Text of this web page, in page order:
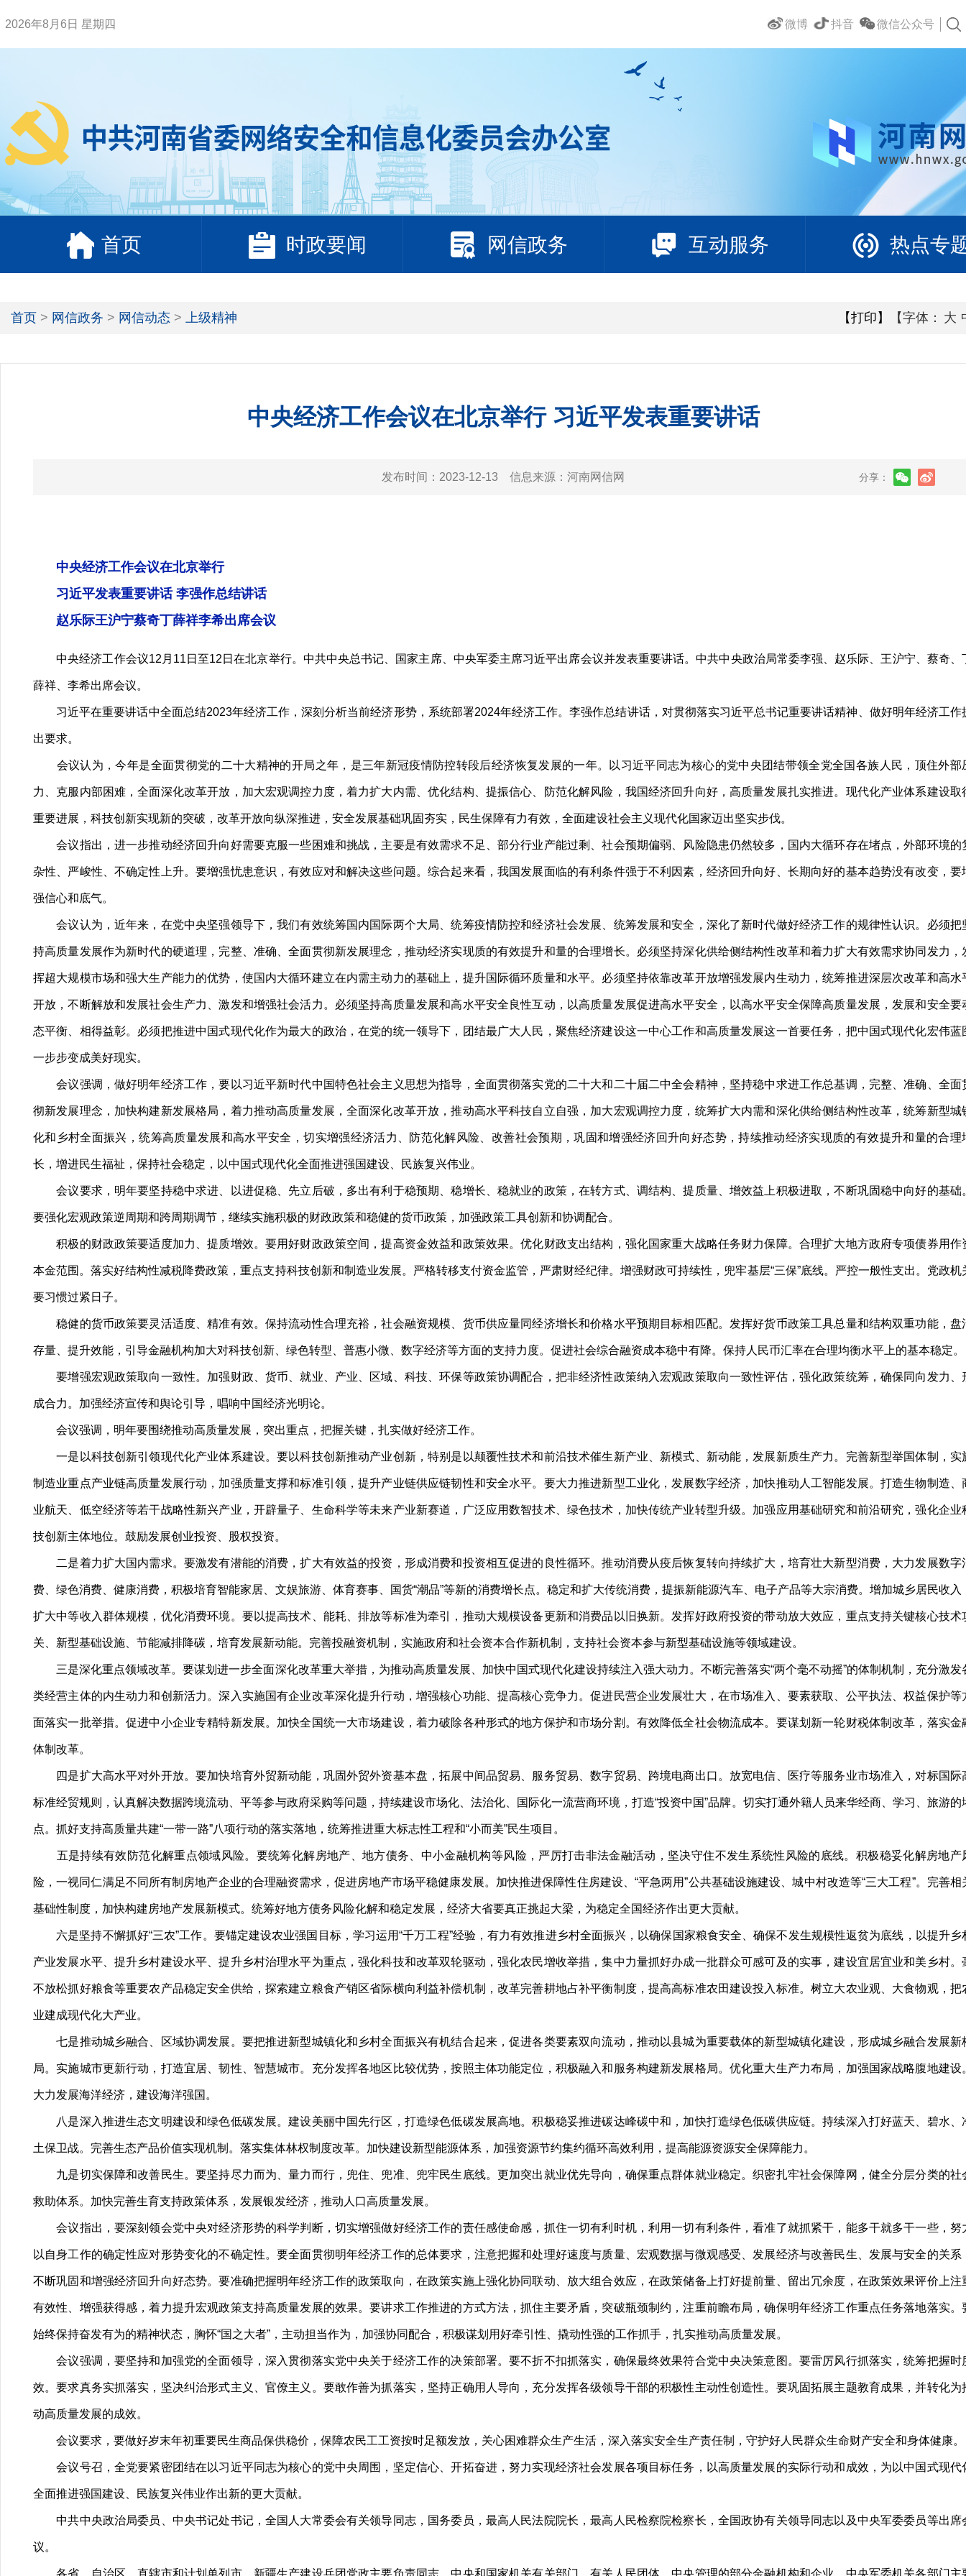
2026年8月6日 星期四 微信公众号
抖音
微博
首页 时政要闻 网信政务 互动服务 热点专
首页 > 网信政务 > 网信动态 > 上级精神 【打印】 【字体： 大
中央经济工作会议在北京举行 习近平发表重要讲话
发布时间： 2023-12-13 信息来源： 河南网信网 分享：
中央经济工作会议在北京举行
习近平发表重要讲话 李强作总结讲话
赵乐际王沪宁蔡奇丁薛祥李希出席会议
中央经济工作会议12月11日至12日在北京举行。中共中央总书记、国家主席、中央军委主席习近平出席会议并发表重要讲话。中共中央政治局常委李强、赵乐际、王沪宁、蔡奇、
薛祥、李希出席会议。
习近平在重要讲话中全面总结2023年经济工作，深刻分析当前经济形势，系统部署2024年经济工作。李强作总结讲话，对贯彻落实习近平总书记重要讲话精神、做好明年经济工作
出要求。
会议认为，今年是全面贯彻党的二十大精神的开局之年，是三年新冠疫情防控转段后经济恢复发展的一年。以习近平同志为核心的党中央团结带领全党全国各族人民，顶住外部
力、克服内部困难，全面深化改革开放，加大宏观调控力度，着力扩大内需、优化结构、提振信心、防范化解风险，我国经济回升向好，高质量发展扎实推进。现代化产业体系建设取
重要进展，科技创新实现新的突破，改革开放向纵深推进，安全发展基础巩固夯实，民生保障有力有效，全面建设社会主义现代化国家迈出坚实步伐。
会议指出，进一步推动经济回升向好需要克服一些困难和挑战，主要是有效需求不足、部分行业产能过剩、社会预期偏弱、风险隐患仍然较多，国内大循环存在堵点，外部环境的
杂性、严峻性、不确定性上升。要增强忧患意识，有效应对和解决这些问题。综合起来看，我国发展面临的有利条件强于不利因素，经济回升向好、长期向好的基本趋势没有改变，要
强信心和底气。
会议认为，近年来，在党中央坚强领导下，我们有效统筹国内国际两个大局、统筹疫情防控和经济社会发展、统筹发展和安全，深化了新时代做好经济工作的规律性认识。必须把
持高质量发展作为新时代的硬道理，完整、准确、全面贯彻新发展理念，推动经济实现质的有效提升和量的合理增长。必须坚持深化供给侧结构性改革和着力扩大有效需求协同发力，
挥超大规模市场和强大生产能力的优势，使国内大循环建立在内需主动力的基础上，提升国际循环质量和水平。必须坚持依靠改革开放增强发展内生动力，统筹推进深层次改革和高水
开放，不断解放和发展社会生产力、激发和增强社会活力。必须坚持高质量发展和高水平安全良性互动，以高质量发展促进高水平安全，以高水平安全保障高质量发展，发展和安全要
态平衡、相得益彰。必须把推进中国式现代化作为最大的政治，在党的统一领导下，团结最广大人民，聚焦经济建设这一中心工作和高质量发展这一首要任务，把中国式现代化宏伟蓝
一步步变成美好现实。
会议强调，做好明年经济工作，要以习近平新时代中国特色社会主义思想为指导，全面贯彻落实党的二十大和二十届二中全会精神，坚持稳中求进工作总基调，完整、准确、全面
彻新发展理念，加快构建新发展格局，着力推动高质量发展，全面深化改革开放，推动高水平科技自立自强，加大宏观调控力度，统筹扩大内需和深化供给侧结构性改革，统筹新型城
化和乡村全面振兴，统筹高质量发展和高水平安全，切实增强经济活力、防范化解风险、改善社会预期，巩固和增强经济回升向好态势，持续推动经济实现质的有效提升和量的合理
长，增进民生福祉，保持社会稳定，以中国式现代化全面推进强国建设、民族复兴伟业。
会议要求，明年要坚持稳中求进、以进促稳、先立后破，多出有利于稳预期、稳增长、稳就业的政策，在转方式、调结构、提质量、增效益上积极进取，不断巩固稳中向好的基础
要强化宏观政策逆周期和跨周期调节，继续实施积极的财政政策和稳健的货币政策，加强政策工具创新和协调配合。
积极的财政政策要适度加力、提质增效。要用好财政政策空间，提高资金效益和政策效果。优化财政支出结构，强化国家重大战略任务财力保障。合理扩大地方政府专项债券用作
本金范围。落实好结构性减税降费政策，重点支持科技创新和制造业发展。严格转移支付资金监管，严肃财经纪律。增强财政可持续性，兜牢基层“三保”底线。严控一般性支出。党政机
要习惯过紧日子。
稳健的货币政策要灵活适度、精准有效。保持流动性合理充裕，社会融资规模、货币供应量同经济增长和价格水平预期目标相匹配。发挥好货币政策工具总量和结构双重功能，盘
存量、提升效能，引导金融机构加大对科技创新、绿色转型、普惠小微、数字经济等方面的支持力度。促进社会综合融资成本稳中有降。保持人民币汇率在合理均衡水平上的基本稳定。
要增强宏观政策取向一致性。加强财政、货币、就业、产业、区域、科技、环保等政策协调配合，把非经济性政策纳入宏观政策取向一致性评估，强化政策统筹，确保同向发力、
成合力。加强经济宣传和舆论引导，唱响中国经济光明论。
会议强调，明年要围绕推动高质量发展，突出重点，把握关键，扎实做好经济工作。
一是以科技创新引领现代化产业体系建设。要以科技创新推动产业创新，特别是以颠覆性技术和前沿技术催生新产业、新模式、新动能，发展新质生产力。完善新型举国体制，实
制造业重点产业链高质量发展行动，加强质量支撑和标准引领，提升产业链供应链韧性和安全水平。要大力推进新型工业化，发展数字经济，加快推动人工智能发展。打造生物制造、
业航天、低空经济等若干战略性新兴产业，开辟量子、生命科学等未来产业新赛道，广泛应用数智技术、绿色技术，加快传统产业转型升级。加强应用基础研究和前沿研究，强化企业
技创新主体地位。鼓励发展创业投资、股权投资。
二是着力扩大国内需求。要激发有潜能的消费，扩大有效益的投资，形成消费和投资相互促进的良性循环。推动消费从疫后恢复转向持续扩大，培育壮大新型消费，大力发展数字
费、绿色消费、健康消费，积极培育智能家居、文娱旅游、体育赛事、国货“潮品”等新的消费增长点。稳定和扩大传统消费，提振新能源汽车、电子产品等大宗消费。增加城乡居民收入
扩大中等收入群体规模，优化消费环境。要以提高技术、能耗、排放等标准为牵引，推动大规模设备更新和消费品以旧换新。发挥好政府投资的带动放大效应，重点支持关键核心技术
关、新型基础设施、节能减排降碳，培育发展新动能。完善投融资机制，实施政府和社会资本合作新机制，支持社会资本参与新型基础设施等领域建设。
三是深化重点领域改革。要谋划进一步全面深化改革重大举措，为推动高质量发展、加快中国式现代化建设持续注入强大动力。不断完善落实“两个毫不动摇”的体制机制，充分激发
类经营主体的内生动力和创新活力。深入实施国有企业改革深化提升行动，增强核心功能、提高核心竞争力。促进民营企业发展壮大，在市场准入、要素获取、公平执法、权益保护等
面落实一批举措。促进中小企业专精特新发展。加快全国统一大市场建设，着力破除各种形式的地方保护和市场分割。有效降低全社会物流成本。要谋划新一轮财税体制改革，落实金
体制改革。
四是扩大高水平对外开放。要加快培育外贸新动能，巩固外贸外资基本盘，拓展中间品贸易、服务贸易、数字贸易、跨境电商出口。放宽电信、医疗等服务业市场准入，对标国际
标准经贸规则，认真解决数据跨境流动、平等参与政府采购等问题，持续建设市场化、法治化、国际化一流营商环境，打造“投资中国”品牌。切实打通外籍人员来华经商、学习、旅游的
点。抓好支持高质量共建“一带一路”八项行动的落实落地，统筹推进重大标志性工程和“小而美”民生项目。
五是持续有效防范化解重点领域风险。要统筹化解房地产、地方债务、中小金融机构等风险，严厉打击非法金融活动，坚决守住不发生系统性风险的底线。积极稳妥化解房地产
险，一视同仁满足不同所有制房地产企业的合理融资需求，促进房地产市场平稳健康发展。加快推进保障性住房建设、“平急两用”公共基础设施建设、城中村改造等“三大工程”。完善相
基础性制度，加快构建房地产发展新模式。统筹好地方债务风险化解和稳定发展，经济大省要真正挑起大梁，为稳定全国经济作出更大贡献。
六是坚持不懈抓好“三农”工作。要锚定建设农业强国目标，学习运用“千万工程”经验，有力有效推进乡村全面振兴，以确保国家粮食安全、确保不发生规模性返贫为底线，以提升乡
产业发展水平、提升乡村建设水平、提升乡村治理水平为重点，强化科技和改革双轮驱动，强化农民增收举措，集中力量抓好办成一批群众可感可及的实事，建设宜居宜业和美乡村。
不放松抓好粮食等重要农产品稳定安全供给，探索建立粮食产销区省际横向利益补偿机制，改革完善耕地占补平衡制度，提高高标准农田建设投入标准。树立大农业观、大食物观，把
业建成现代化大产业。
七是推动城乡融合、区域协调发展。要把推进新型城镇化和乡村全面振兴有机结合起来，促进各类要素双向流动，推动以县城为重要载体的新型城镇化建设，形成城乡融合发展新
局。实施城市更新行动，打造宜居、韧性、智慧城市。充分发挥各地区比较优势，按照主体功能定位，积极融入和服务构建新发展格局。优化重大生产力布局，加强国家战略腹地建设
大力发展海洋经济，建设海洋强国。
八是深入推进生态文明建设和绿色低碳发展。建设美丽中国先行区，打造绿色低碳发展高地。积极稳妥推进碳达峰碳中和，加快打造绿色低碳供应链。持续深入打好蓝天、碧水、
土保卫战。完善生态产品价值实现机制。落实集体林权制度改革。加快建设新型能源体系，加强资源节约集约循环高效利用，提高能源资源安全保障能力。
九是切实保障和改善民生。要坚持尽力而为、量力而行，兜住、兜准、兜牢民生底线。更加突出就业优先导向，确保重点群体就业稳定。织密扎牢社会保障网，健全分层分类的社
救助体系。加快完善生育支持政策体系，发展银发经济，推动人口高质量发展。
会议指出，要深刻领会党中央对经济形势的科学判断，切实增强做好经济工作的责任感使命感，抓住一切有利时机，利用一切有利条件，看准了就抓紧干，能多干就多干一些，努
以自身工作的确定性应对形势变化的不确定性。要全面贯彻明年经济工作的总体要求，注意把握和处理好速度与质量、宏观数据与微观感受、发展经济与改善民生、发展与安全的关系
不断巩固和增强经济回升向好态势。要准确把握明年经济工作的政策取向，在政策实施上强化协同联动、放大组合效应，在政策储备上打好提前量、留出冗余度，在政策效果评价上注
有效性、增强获得感，着力提升宏观政策支持高质量发展的效果。要讲求工作推进的方式方法，抓住主要矛盾，突破瓶颈制约，注重前瞻布局，确保明年经济工作重点任务落地落实。
始终保持奋发有为的精神状态，胸怀“国之大者”，主动担当作为，加强协同配合，积极谋划用好牵引性、撬动性强的工作抓手，扎实推动高质量发展。
会议强调，要坚持和加强党的全面领导，深入贯彻落实党中央关于经济工作的决策部署。要不折不扣抓落实，确保最终效果符合党中央决策意图。要雷厉风行抓落实，统筹把握时
效。要求真务实抓落实，坚决纠治形式主义、官僚主义。要敢作善为抓落实，坚持正确用人导向，充分发挥各级领导干部的积极性主动性创造性。要巩固拓展主题教育成果，并转化为
动高质量发展的成效。
会议要求，要做好岁末年初重要民生商品保供稳价，保障农民工工资按时足额发放，关心困难群众生产生活，深入落实安全生产责任制，守护好人民群众生命财产安全和身体健康。
会议号召，全党要紧密团结在以习近平同志为核心的党中央周围，坚定信心、开拓奋进，努力实现经济社会发展各项目标任务，以高质量发展的实际行动和成效，为以中国式现代
全面推进强国建设、民族复兴伟业作出新的更大贡献。
中共中央政治局委员、中央书记处书记，全国人大常委会有关领导同志，国务委员，最高人民法院院长，最高人民检察院检察长，全国政协有关领导同志以及中央军委委员等出席
议。
各省、自治区、直辖市和计划单列市、新疆生产建设兵团党政主要负责同志，中央和国家机关有关部门、有关人民团体、中央管理的部分金融机构和企业、中央军委机关各部门主